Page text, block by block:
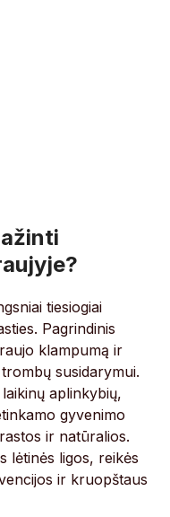
tiesiogiai
Pagrindinis
klampumą ir
susidarymui.
aplinkybių,
gyvenimo
ir natūralios.
lėtinės ligos, reikės
ir kruopštaus